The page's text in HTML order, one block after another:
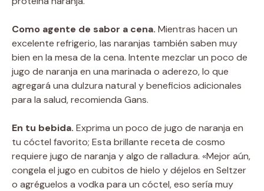
Como agente de sabor a cena. Mientras hacen un
excelente refrigerio, las naranjas también saben muy
bien en la mesa de la cena. Intente mezclar un poco de
jugo de naranja en una marinada o aderezo, lo que
agregará una dulzura natural y beneficios adicionales
para la salud, recomienda Gans.
En tu bebida. Exprima un poco de jugo de naranja en
tu cóctel favorito; Esta brillante receta de cosmo
requiere jugo de naranja y algo de ralladura. «Mejor aún,
congela el jugo en cubitos de hielo y déjelos en Seltzer
o agréguelos a vodka para un cóctel, eso sería muy